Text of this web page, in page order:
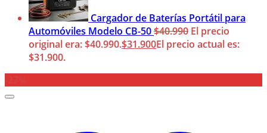
Cargador de Baterías Portátil para
Automóviles Modelo CB-50$40.990 El precio
original era: $40.990.$31.900El precio actual es:
$31.900.